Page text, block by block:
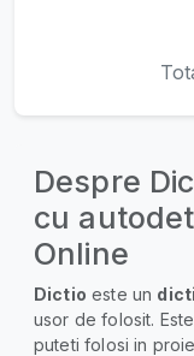
Despre
cu
Online
Dictio este un
usor de folosit.
puteti folosi in